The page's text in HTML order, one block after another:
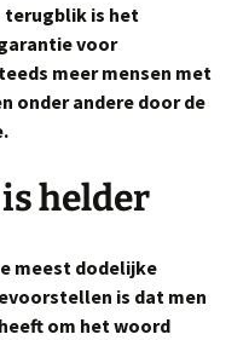
terugblik is het
voor
meer mensen met
onder andere door de
helder
meest dodelijke
is dat men
om het woord